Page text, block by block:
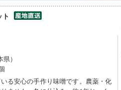
）
る安心の手作り味噌です。農薬・化